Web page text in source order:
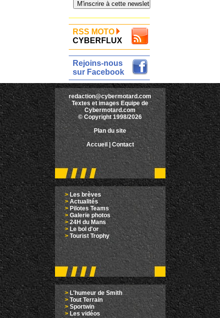
RSS MOTO
CYBERFLUX
Rejoins-nous
sur Facebook
redaction@cybermotard.com
Textes et images Equipe de
Cybermotard.com
© Copyright 1998/2026
Plan du site
Accueil |Contact
>Les brèves
> Actualités
> Pilotes Teams
>Galerie photos
>24H du Mans
>Le bol d'or
> Tourist Trophy
>L'humeur de Smith
> Tout Terrain
> Sportwin
> Les vidéos